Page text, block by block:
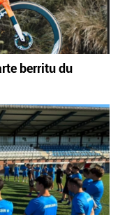
diguzu.Gehiago
berritu du